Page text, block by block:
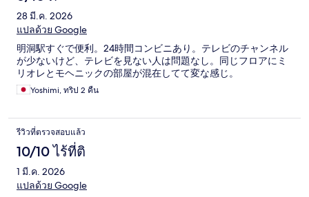
28 มี.ค. 2026
แปลด้วย Google
明洞駅すぐで便利。24時間コンビニあり。テレビのチャンネル
が少ないけど、テレビを見ない人は問題なし。同じフロアにミ
リオレとモヘニックの部屋が混在してて変な感じ。
Yoshimi, ทริป 2 คืน
รีวิวที่ตรวจสอบแล้ว
10/10 ไร้ที่ติ
1 มี.ค. 2026
แปลด้วย Google